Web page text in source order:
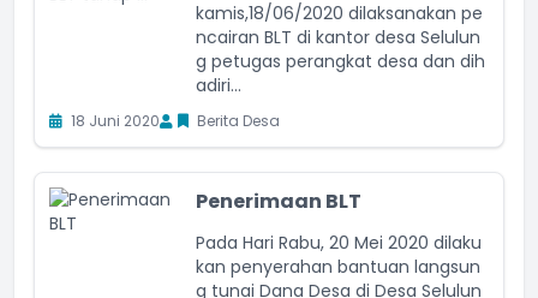
kamis,18/06/2020 dilaksanakan pe
ncairan BLT di kantor desa Selulun
g petugas perangkat desa dan dih
adiri...
18 Juni 2020 Berita Desa
Penerimaan BLT
Pada Hari Rabu, 20 Mei 2020 dilaku
kan penyerahan bantuan langsun
g tunai Dana Desa di Desa Selulun